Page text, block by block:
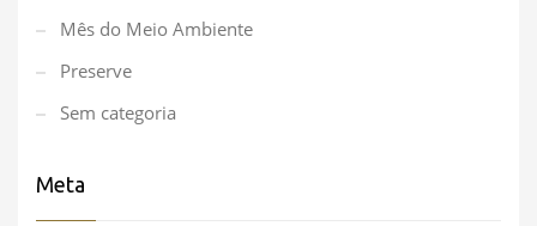
Mês do Meio Ambiente
Preserve
Sem categoria
Meta